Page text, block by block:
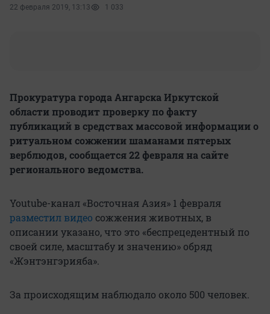
22 февраля 2019, 13:13 1 033
Прокуратура города Ангарска Иркутской
области проводит проверку по факту
публикаций в средствах массовой информации о
ритуальном сожжении шаманами пятерых
верблюдов, сообщается 22 февраля на сайте
регионального ведомства.
Youtube-канал «Восточная Азия» 1 февраля
разместил видео сожжения животных, в
описании указано, что это «беспрецедентный по
своей силе, масштабу и значению» обряд
«Жэнтэнгэрияба».
За происходящим наблюдало около 500 человек.